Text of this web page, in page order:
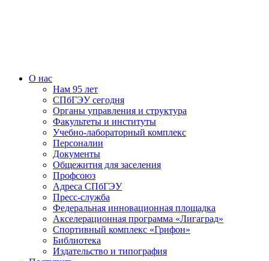
О нас
Нам 95 лет
СПбГЭУ сегодня
Органы управления и структура
Факультеты и институты
Учебно-лабораторный комплекс
Персоналии
Документы
Общежития для заселения
Профсоюз
Адреса СПбГЭУ
Пресс-служба
Федеральная инновационная площадка
Акселерационная программа «Лигаград»­­
Спортивный комплекс «Грифон»
Библиотека
Издательство и типография